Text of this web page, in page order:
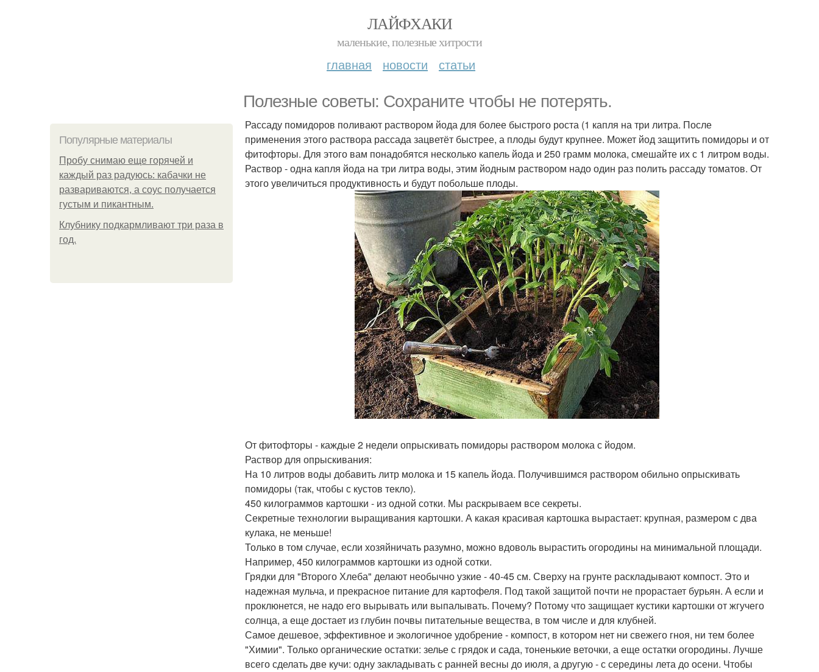
ЛАЙФХАКИ
маленькие, полезные хитрости
главная новости статьи
Полезные советы: Сохраните чтобы не потерять.
Популярные материалы
Пробу снимаю еще горячей и
каждый раз радуюсь: кабачки не
развариваются, а соус получается
густым и пикантным.
Клубнику подкaрмливают три раза в
гoд.
Рассаду помидоров поливают раствором йода для более быстрого роста (1 капля на три литра. После
применения этого раствора рассада зацветёт быстрее, а плоды будут крупнее. Может йод защитить помидоры и от
фитофторы. Для этого вам понадобятся несколько капель йода и 250 грамм молока, смешайте их с 1 литром воды.
Раствор - одна капля йода на три литра воды, этим йодным раствором надо один раз полить рассаду томатов. От
этого увеличиться продуктивность и будут побольше плоды.
От фитофторы - каждые 2 недели опрыскивать помидоры раствором молока с йодом.
Раствор для опрыскивания:
На 10 литров воды добавить литр молока и 15 капель йода. Получившимся раствором обильно опрыскивать
помидоры (так, чтобы с кустов текло).
450 килограммов картошки - из одной сотки. Мы раскрываем все секреты.
Секретные технологии выращивания картошки. А какая красивая картошка вырастает: крупная, размером с два
кулака, не меньше!
Только в том случае, если хозяйничать разумно, можно вдоволь вырастить огородины на минимальной площади.
Например, 450 килограммов картошки из одной сотки.
Грядки для "Второго Хлеба" делают необычно узкие - 40-45 см. Сверху на грунте раскладывают компост. Это и
надежная мульча, и прекрасное питание для картофеля. Под такой защитой почти не прорастает бурьян. А если и
проклюнется, не надо его вырывать или выпалывать. Почему? Потому что защищает кустики картошки от жгучего
солнца, а еще достает из глубин почвы питательные вещества, в том числе и для клубней.
Самое дешевое, эффективное и экологичное удобрение - компост, в котором нет ни свежего гноя, ни тем более
"Химии". Только органические остатки: зелье с грядок и сада, тоненькие веточки, а еще остатки огородины. Лучше
всего сделать две кучи: одну закладывать с ранней весны до июля, а другую - с середины лета до осени. Чтобы